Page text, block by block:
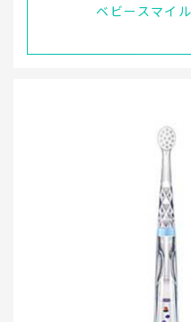
ベビースマイ